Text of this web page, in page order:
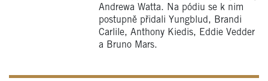
Andrewa Watta. Na pódiu se k nim
postupně přidali Yungblud, Brandi
Carlile, Anthony Kiedis, Eddie Vedder
a Bruno Mars.